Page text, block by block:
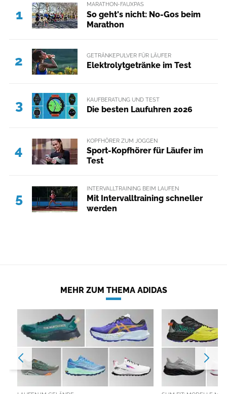
1
MARATHON-FAUXPAS
So geht's nicht: No-Gos beim
Marathon
2 GETRÄNKEPULVER FÜR LÄUFER
Elektrolytgetränke im Test
3 KAUFBERATUNG UND TEST
Die besten Laufuhren 2026
4
KOPFHÖRER ZUM JOGGEN
Sport-Kopfhörer für Läufer im
Test
5
INTERVALLTRAINING BEIM LAUFEN
Mit Intervalltraining schneller
werden
MEHR ZUM THEMA ADIDAS